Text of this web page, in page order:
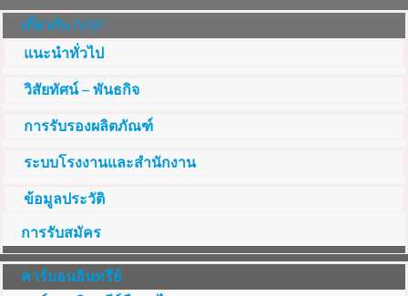
เกี่ยวกับ JVSF
แนะนำทั่วไป
วิสัยทัศน์ – พันธกิจ
การรับรองผลิตภัณฑ์
ระบบโรงงานและสำนักงาน
ข้อมูลประวัติ
การรับสมัคร
คาร์บอนอินทรีย์